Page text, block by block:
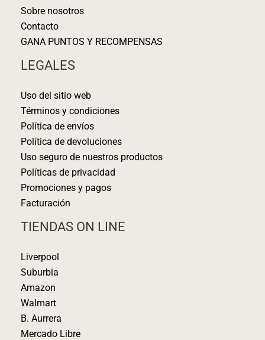
Sobre nosotros
Contacto
GANA PUNTOS Y RECOMPENSAS
LEGALES
Uso del sitio web
Términos y condiciones
Política de envíos
Política de devoluciones
Uso seguro de nuestros productos
Políticas de privacidad
Promociones y pagos
Facturación
TIENDAS ON LINE
Liverpool
Suburbia
Amazon
Walmart
B. Aurrera
Mercado Libre